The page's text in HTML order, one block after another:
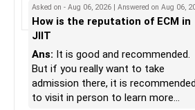
– Stay invested through market ups
– Long-term discipline usually gives
» Finally
– Your financial journey is moving in
– Focus now on increasing
AMFI-Registered MFD – ARN 4188
www.holisticinvestment.in
https://www.linkedin.com/in/
Radheshyam
Asked on - Aug 06, 2026 | Answered on Aug 06,
How is the reputation of ECM in
JIIT
Ans: It is good and recommended.
But if you really want to take
admission there, it is recommended
to visit in person to learn more